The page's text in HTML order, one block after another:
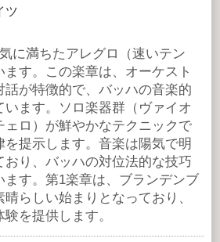
ツ
に満ちたアレグロ（速いテン
す。この楽章は、オーケスト
話が特徴的で、バッハの音楽的
います。ソロ楽器群（ヴァイオ
ェロ）が鮮やかなテクニックで
提示します。音楽は陽気で明
おり、バッハの対位法的な技巧
ます。第1楽章は、ブランデンブ
らしい始まりとなっており、
を提供します。